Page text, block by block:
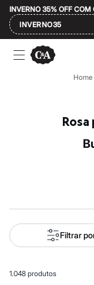
INVERNO 35% OFF COM
INVERNO35
Ofertas
Compre por
Alfaiataria
Novidades
Roupas
Blusas e Camisetas
Casacos e Jaquetas
Home
Filtrar
1.048 produtos